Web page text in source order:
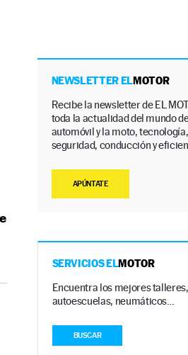
NEWSLETTER ELMOTOR
Recibe la newsletter de EL
toda la actualidad del mundo
automóvil y la moto, tecnología,
seguridad, conducción y
APÚNTATE
SERVICIOS ELMOTOR
Encuentra los mejores
autoescuelas, neumáticos…
BUSCAR